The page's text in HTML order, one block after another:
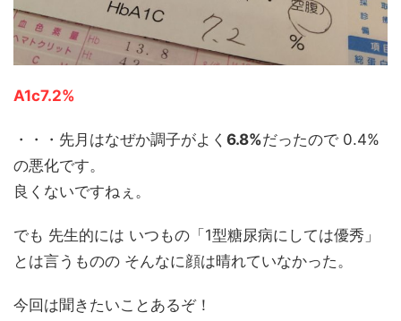
A1c7.2%
・・・先月はなぜか調子がよく 6.8%だったので 0.4%
の悪化です。
良くないですねぇ。
でも 先生的には いつもの「1型糖尿病にしては優秀」
とは言うものの そんなに顔は晴れていなかった。
今回は聞きたいことあるぞ！